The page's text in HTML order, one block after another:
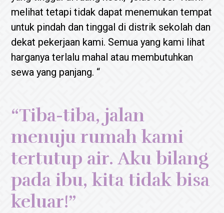
melihat tetapi tidak dapat menemukan tempat
untuk pindah dan tinggal di distrik sekolah dan
dekat pekerjaan kami. Semua yang kami lihat
harganya terlalu mahal atau membutuhkan
sewa yang panjang. “
“Tiba-tiba, jalan
menuju rumah kami
tertutup air. Aku bilang
pada ibu, kita tidak bisa
keluar!”